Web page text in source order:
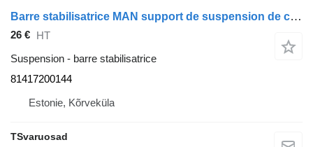
Barre stabilisatrice MAN support de suspension de cabine 81417200144 pour tracteur routier MAN TGA 26.430
26 €
HT
Suspension - barre stabilisatrice
81417200144
Estonie, Kõrveküla
TSvaruosad